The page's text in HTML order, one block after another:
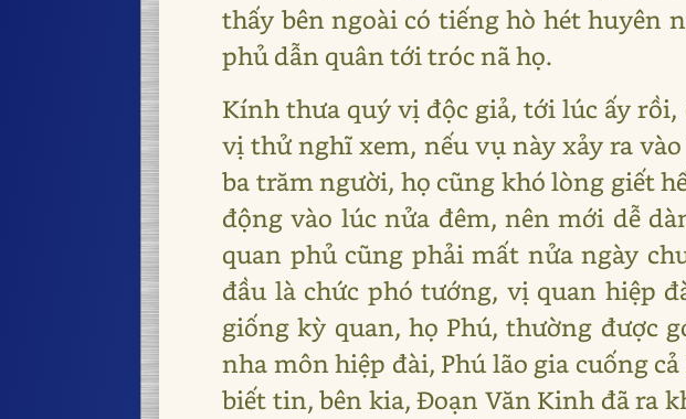
thấy bên ngoài có tiếng hò hét huyên
phủ dẫn quân tới tróc nã họ.
Kính thưa quý vị độc giả, tới lúc ấy
vị thử nghĩ xem, nếu vụ này xảy ra
ba trăm người, họ cũng khó lòng giết
động vào lúc nửa đêm, nên mới dễ
quan phủ cũng phải mất nửa ngày
đầu là chức phó tướng, vị quan hiệp
giống kỳ quan, họ Phú, thường được
nha môn hiệp đài, Phú lão gia cuống
biết tin, bên kia, Đoạn Văn Kinh đã ra